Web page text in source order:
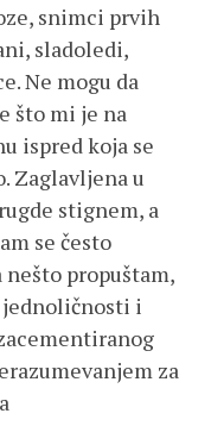
snimci prvih
sladoledi,
Ne mogu da
što mi je na
ispred koja se
Zaglavljena u
stignem, a
se često
nešto propuštam,
jednoličnosti i
za